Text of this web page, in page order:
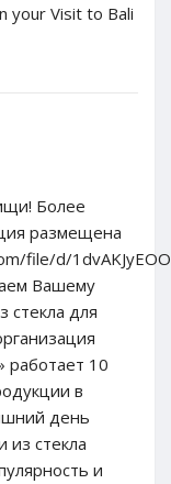
your Visit to Bali
Более
размещена
file/d/
Вашему
стекла для
10
в
день
стекла
и